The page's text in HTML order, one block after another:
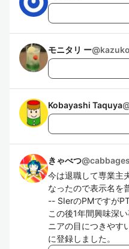
モニタリ ー@
Kobayashi Taquya
きゃべつ@
今は退職して専業主
なったので表示名を
-- SIerのPMですが
この後1年間興味深
ニアの目につきやす
に登録しました。